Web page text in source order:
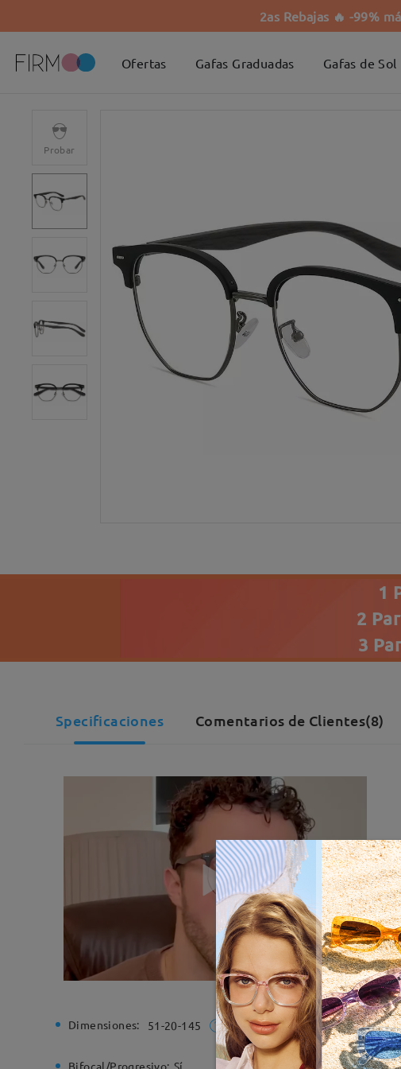
2as Rebajas 🔥 -99%
Ofertas Gafas Graduadas Gafas de Sol
Probar
1
2
3
Specificaciones Comentarios de Clientes(8)
Dimensiones: 51-20-145 Ancho de la
Bifocal/Progresivo: Sí Bisagra de